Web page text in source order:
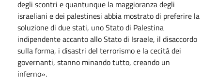
degli scontri e quantunque la maggioranza degli
israeliani e dei palestinesi abbia mostrato di preferire la
soluzione di due stati, uno Stato di Palestina
indipendente accanto allo Stato di Israele, il disaccordo
sulla forma, i disastri del terrorismo e la cecità dei
governanti, stanno minando tutto, creando un
inferno».